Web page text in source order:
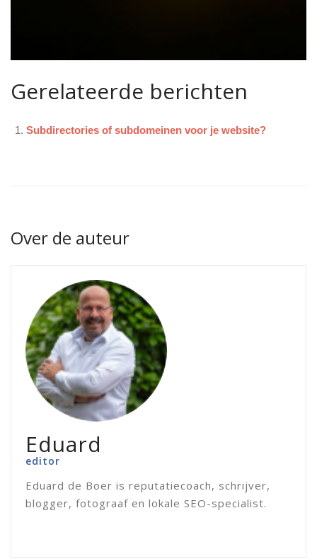
Gerelateerde berichten
Subdirectories of subdomeinen voor je website?
Over de auteur
Eduard
editor
Eduard de Boer is reputatiecoach, schrijver,
blogger, fotograaf en lokale SEO-specialist.